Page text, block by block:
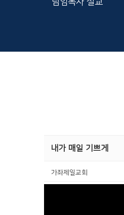
담임목사 설교
내가 매일 기쁘게
가좌제일교회